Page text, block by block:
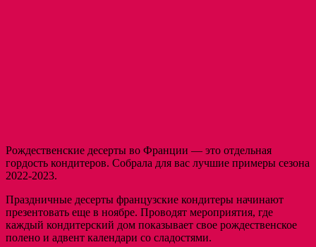
Рождественские десерты во Франции — это отдельная
гордость кондитеров. Собрала для вас лучшие примеры сезона
2022-2023.
Праздничные десерты французские кондитеры начинают
презентовать еще в ноябре. Проводят мероприятия, где
каждый кондитерский дом показывает свое рождественское
полено и адвент календари со сладостями.